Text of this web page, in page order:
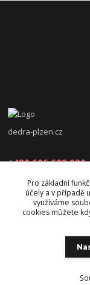
dedra-plzen.cz
+420 606 602 090
Pro základní
účely a v případě
využíváme
cookies můžete